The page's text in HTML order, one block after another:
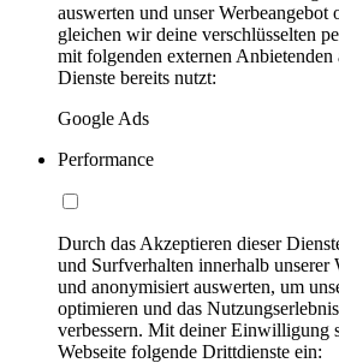
auswerten und unser Werbeangebot
gleichen wir deine verschlüsselten
mit folgenden externen Anbietenden
Dienste bereits nutzt:
Google Ads
Performance
Durch das Akzeptieren dieser
und Surfverhalten innerhalb unserer
und anonymisiert auswerten, um
optimieren und das
verbessern. Mit deiner Einwilligung
Webseite folgende Drittdienste ein: